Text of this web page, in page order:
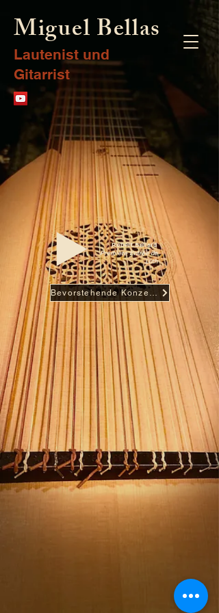
Miguel Bellas
Lautenist und
Gitarrist
Robert Ballard
Premiere Entrée de
Luth
Bevorstehende Konzerte